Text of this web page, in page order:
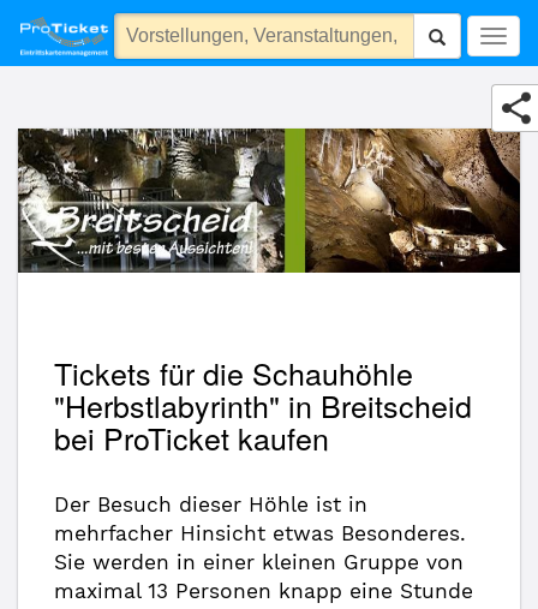
Gemeinde Breitscheid
Tickets für die Schauhöhle
"Herbstlabyrinth" in Breitscheid
bei ProTicket kaufen
Der Besuch dieser Höhle ist in
mehrfacher Hinsicht etwas Besonderes.
Sie werden in einer kleinen Gruppe von
maximal 13 Personen knapp eine Stunde